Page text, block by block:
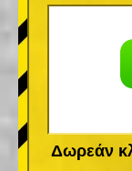
Δωρεάν